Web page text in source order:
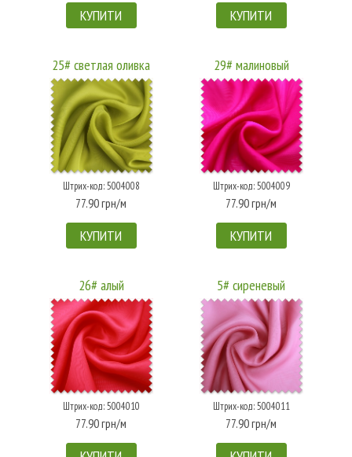
КУПИТИ КУПИТИ
25# светлая оливка
Штрих-код: 5004008
77.90 грн/м
КУПИТИ
29# малиновый
Штрих-код: 5004009
77.90 грн/м
КУПИТИ
26# алый
Штрих-код: 5004010
77.90 грн/м
5# сиреневый
Штрих-код: 5004011
77.90 грн/м